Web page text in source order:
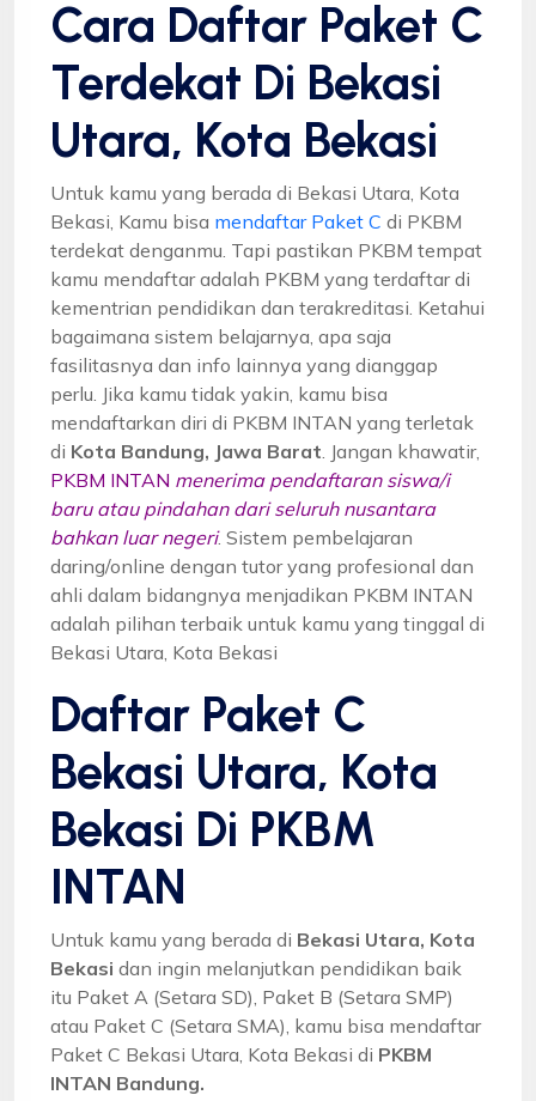
Cara Daftar Paket C
Terdekat Di Bekasi
Utara, Kota Bekasi
Untuk kamu yang berada di Bekasi Utara, Kota
Bekasi, Kamu bisa mendaftar Paket C di PKBM
terdekat denganmu. Tapi pastikan PKBM tempat
kamu mendaftar adalah PKBM yang terdaftar di
kementrian pendidikan dan terakreditasi. Ketahui
bagaimana sistem belajarnya, apa saja
fasilitasnya dan info lainnya yang dianggap
perlu. Jika kamu tidak yakin, kamu bisa
mendaftarkan diri di PKBM INTAN yang terletak
di Kota Bandung, Jawa Barat . Jangan khawatir,
PKBM INTAN menerima pendaftaran siswa/i
baru atau pindahan dari seluruh nusantara
bahkan luar negeri. Sistem pembelajaran
daring/online dengan tutor yang profesional dan
ahli dalam bidangnya menjadikan PKBM INTAN
adalah pilihan terbaik untuk kamu yang tinggal di
Bekasi Utara, Kota Bekasi
Daftar Paket C
Bekasi Utara, Kota
Bekasi Di PKBM
INTAN
Untuk kamu yang berada di Bekasi Utara, Kota
Bekasi dan ingin melanjutkan pendidikan baik
itu Paket A (Setara SD), Paket B (Setara SMP)
atau Paket C (Setara SMA), kamu bisa mendaftar
Paket C Bekasi Utara, Kota Bekasi di PKBM
INTAN Bandung.